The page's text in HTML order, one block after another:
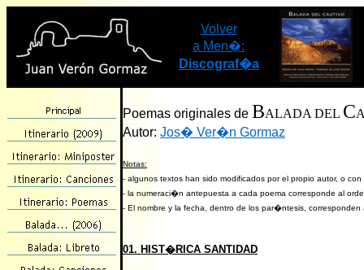
Volver
a Men�:
Discograf�a
Poemas originales de BALADA DEL C
Autor:Jos� Ver�n Gormaz
Notas:
- algunos textos han sido modificados por el propio autor, o
- la numeraci�n antepuesta a cada poema corresponde al
- El nombre y la fecha, dentro de los par�ntesis,
01. HIST�RICA SANTIDAD